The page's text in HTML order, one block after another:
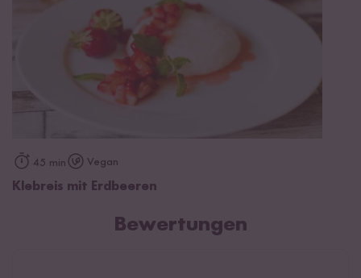
45 min Vegan
Klebreis mit Erdbeeren
Bewertungen